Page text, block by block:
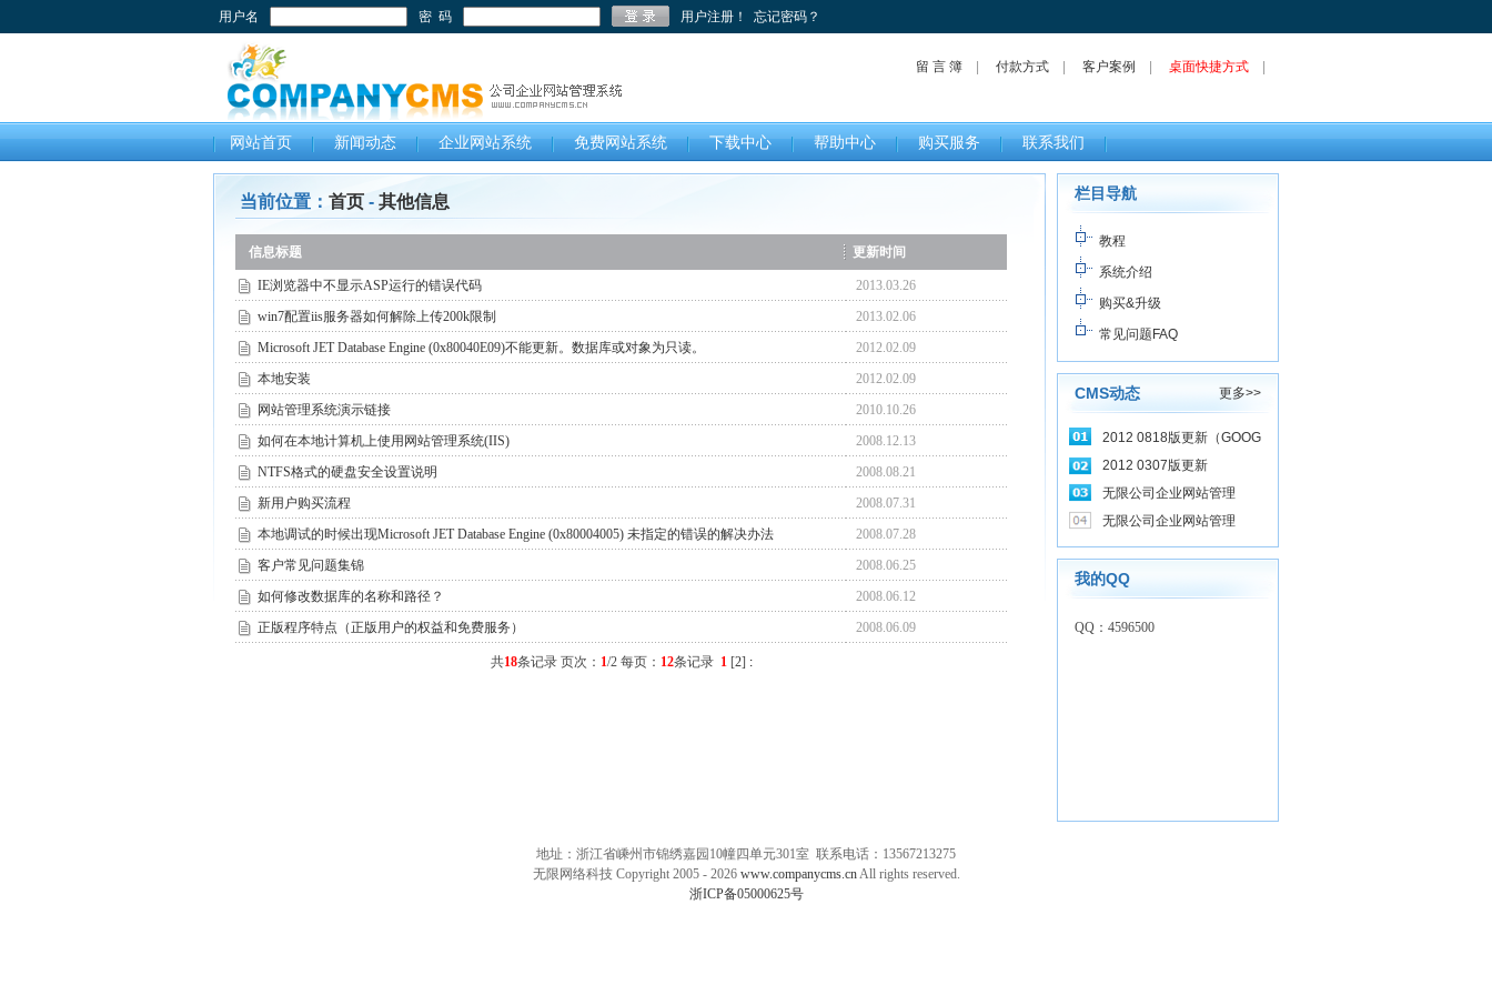
用户名 密 码 用户注册！ 忘记密码？
留 言 簿 付款方式 客户案例 桌面快捷方式
网站首页 新闻动态 企业网站系统 免费网站系统 下载中心 帮助中心 购买服务 联系我们
当前位置： 首页 - 其他信息
信息标题 更新时间
IE浏览器中不显示ASP运行的错误代码
2013.03.26
win7配置iis服务器如何解除上传200k限制
2013.02.06
Microsoft JET Database Engine (0x80040E09)不能更新。数据库或对象为只读。
2012.02.09
本地安装
2012.02.09
网站管理系统演示链接
2010.10.26
如何在本地计算机上使用网站管理系统(IIS)
2008.12.13
NTFS格式的硬盘安全设置说明
2008.08.21
新用户购买流程
2008.07.31
本地调试的时候出现Microsoft JET Database Engine (0x80004005) 未指定的错误的解决办法
2008.07.28
客户常见问题集锦
2008.06.25
如何修改数据库的名称和路径？
2008.06.12
正版程序特点（正版用户的权益和免费服务）
2008.06.09
共18条记录 页次： 1/2 每页： 12条记录 1[2] :
栏目导航
教程
系统介绍
购买&升级
常见问题FAQ
更多>>
CMS动态
2012 0818版更新（GOOG
2012 0307版更新
无限公司企业网站管理
无限公司企业网站管理
我的QQ
QQ：4596500
地址：浙江省嵊州市锦绣嘉园10幢四单元301室 联系电话：13567213275
无限网络科技 Copyright 2005 - 2026 www.companycms.cnAll rights reserved.
浙ICP备05000625号